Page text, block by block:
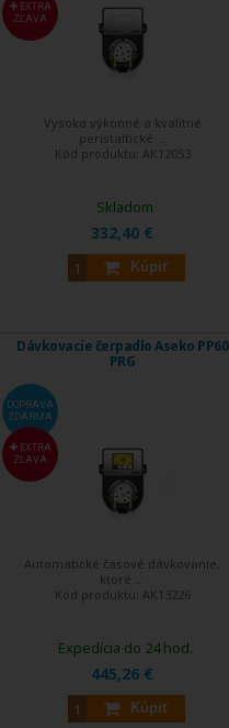
EXTRA
ZĽAVA
Vysoko výkonné a kvalitné
peristaltické ...
Kód produktu: AK12053
332,40 €
Kúpiť
Skladom
Dávkovacie čerpadlo Aseko PP60
PRG
DOPRAVA
ZDARMA
EXTRA
ZĽAVA
Automatické časové dávkovanie,
ktoré ...
Kód produktu: AK13226
445,26 €
Kúpiť
Expedícia do 24 hod.